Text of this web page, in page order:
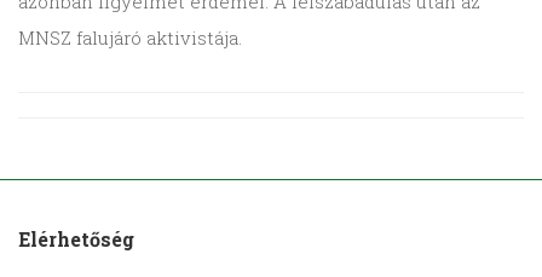
MNSZ falujáró aktivistája.
Elérhetőség